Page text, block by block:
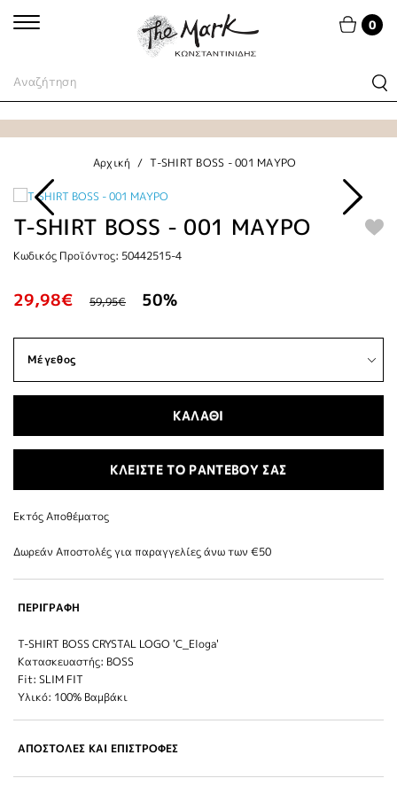
0
Αρχική T-SHIRT BOSS - 001 ΜΑΥΡΟ
T-SHIRT BOSS - 001 ΜΑΥΡΟ
Κωδικός Προϊόντος: 50442515-4
29,98€ 59,95€ 50%
ΚΑΛΑΘΙ
ΚΛΕΙΣΤΕ ΤΟ ΡΑΝΤΕΒΟΥ ΣΑΣ
Εκτός Αποθέματος
Δωρεάν Αποστολές για παραγγελίες άνω των €50
ΠΕΡΙΓΡΑΦΗ
T-SHIRT BOSS CRYSTAL LOGO 'C_Eloga'
Κατασκευαστής: BOSS
Fit: SLIM FIT
Υλικό: 100% Βαμβάκι
ΑΠΟΣΤΟΛΕΣ ΚΑΙ ΕΠΙΣΤΡΟΦΕΣ